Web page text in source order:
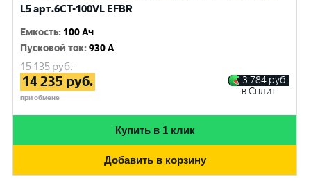
L5 арт.6СТ-100VL EFBR
Емкость: 100 Ач
Пусковой ток:930 A
15 135руб.
14 235 руб.
при обмене
3 784 руб.
в Сплит
Купить в 1 клик
Добавить в корзину